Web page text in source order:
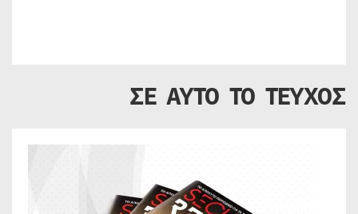
ΣΕ ΑΥΤΟ ΤΟ ΤΕΥΧΟΣ